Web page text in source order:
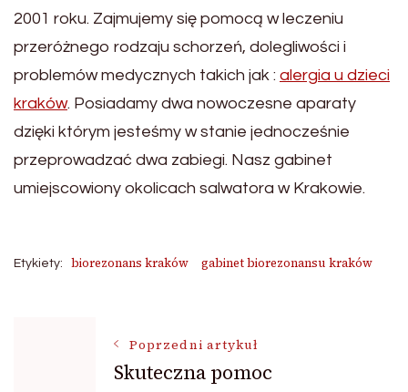
2001 roku. Zajmujemy się pomocą w leczeniu
przeróżnego rodzaju schorzeń, dolegliwości i
problemów medycznych takich jak : alergia u dzieci
kraków. Posiadamy dwa nowoczesne aparaty
dzięki którym jesteśmy w stanie jednocześnie
przeprowadzać dwa zabiegi. Nasz gabinet
umiejscowiony okolicach salwatora w Krakowie.
Etykiety: biorezonans kraków gabinet biorezonansu kraków
NawigacjaPoprzedni artykuł
Skuteczna pomoc